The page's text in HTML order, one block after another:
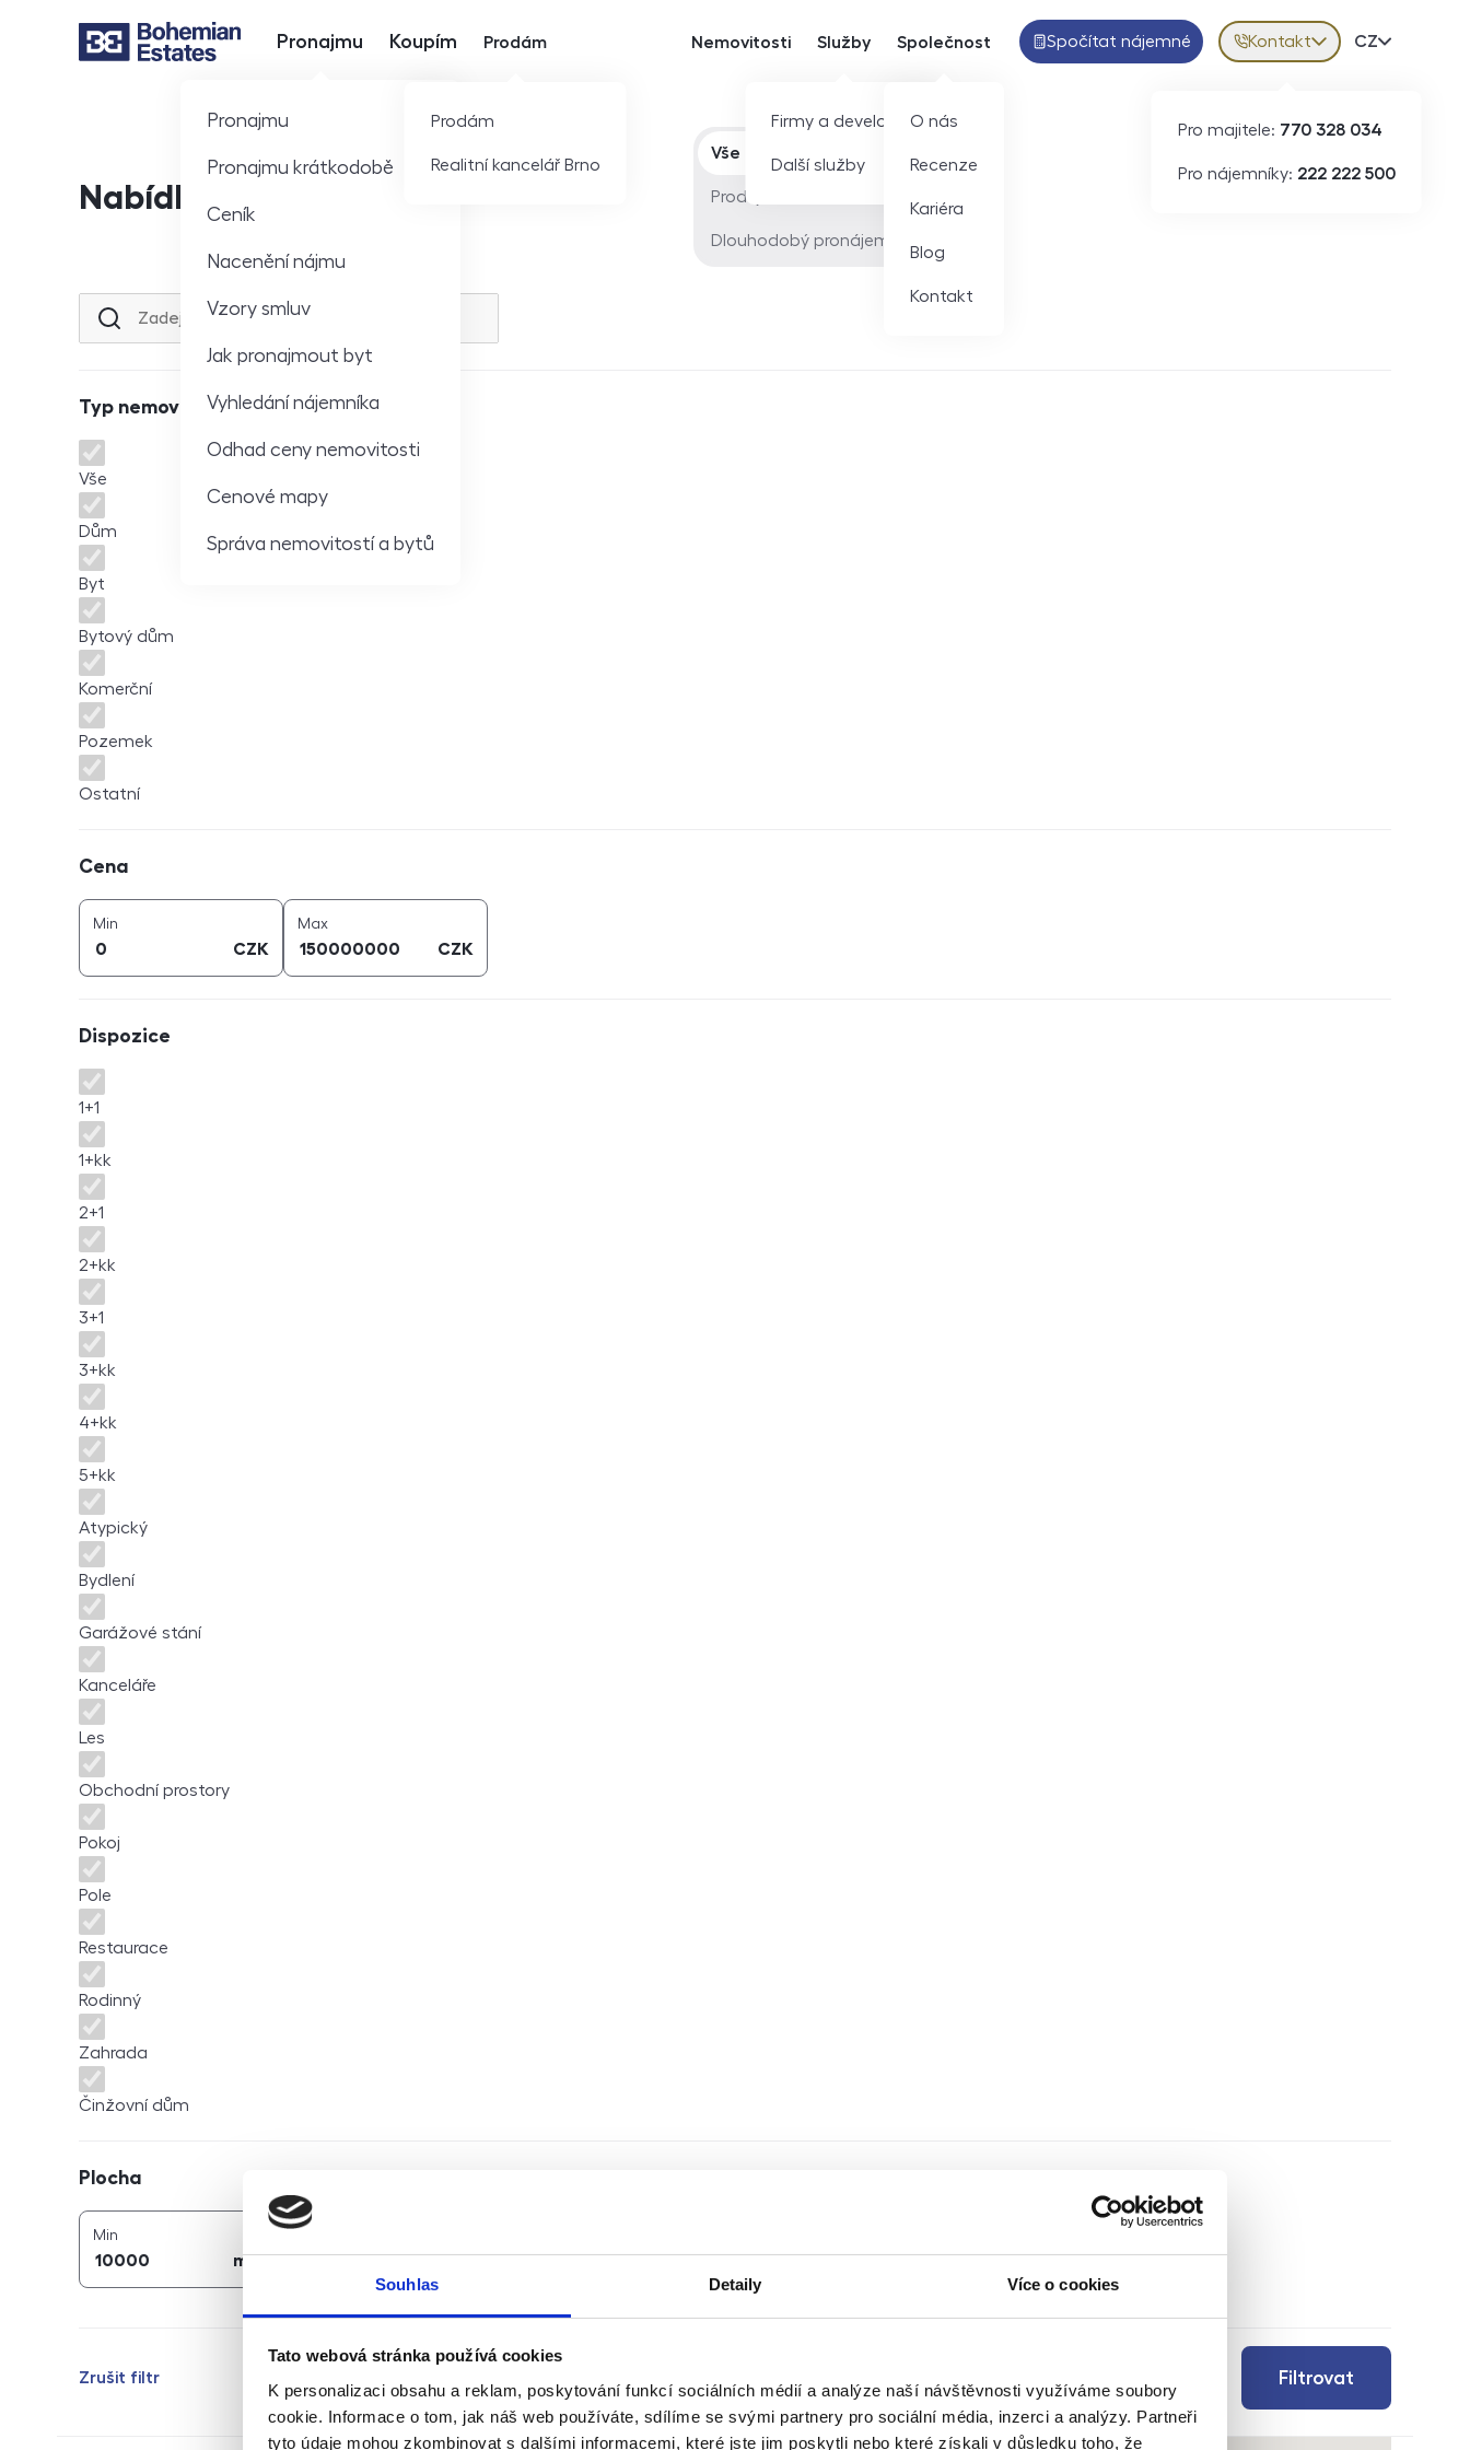
Souhlas Detaily Více o cookies
Tato webová stránka používá cookies
K personalizaci obsahu a reklam, poskytování funkcí sociálních médií a analýze naší návštěvnosti využíváme soubory
cookie. Informace o tom, jak náš web používáte, sdílíme se svými partnery pro sociální média, inzerci a analýzy. Partneři
tyto údaje mohou zkombinovat s dalšími informacemi, které jste jim poskytli nebo které získali v důsledku toho, že
Hlavní nabídka
Pronajmu
Pronajmu
Pronajmu krátkodobě
Ceník
Nacenění nájmu
Vzory smluv
Jak pronajmout byt
Vyhledání nájemníka
Odhad ceny nemovitosti
Cenové mapy
Správa nemovitostí a bytů
Koupím Prodám
Prodám
Realitní kancelář Brno
Nemovitosti Služby
Firmy a developeři
Další služby
Společnost
O nás
Recenze
Kariéra
Blog
Kontakt
Spočítat nájemné Kontakt
Pro majitele: 770 328 034
Pro nájemníky: 222 222 500
Volba
CZ
Nabídka nemovitostí
Typ nabídky
Vše
Prodej
Dlouhodobý pronájem
Lokalita nebo ulice
Typ nemovitosti
Typ nemovitosti
Vše
Dům
Byt
Bytový dům
Komerční
Pozemek
Ostatní
Cena
Min
CZK
Maxcena (
CZK
Dispozice
Dispozice
1+1
1+kk
2+1
2+kk
3+1
3+kk
4+kk
5+kk
Atypický
Bydlení
Garážové stání
Kanceláře
Les
Obchodní prostory
Pokoj
Pole
Restaurace
Rodinný
Zahrada
Činžovní dům
Plocha
Min
m2 m2
Filtrovat
Zrušit filtr